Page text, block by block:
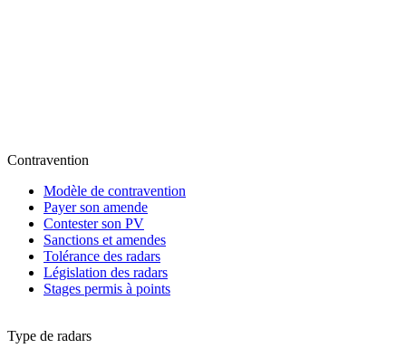
Contravention
Modèle de contravention
Payer son amende
Contester son PV
Sanctions et amendes
Tolérance des radars
Législation des radars
Stages permis à points
Type de radars